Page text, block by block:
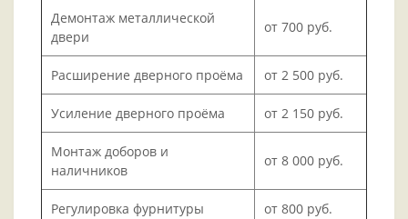
Демонтаж металлической
двери
от 700 руб.
Расширение дверного проёма от 2 500 руб.
Усиление дверного проёма от 2 150 руб.
Монтаж доборов и
наличников
от 8 000 руб.
Регулировка фурнитуры от 800 руб.